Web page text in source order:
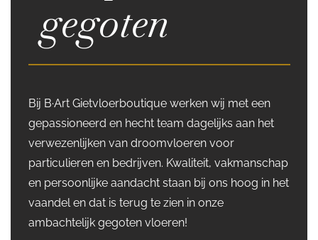
gegoten
Bij B·Art Gietvloerboutique werken wij met een
gepassioneerd en hecht team dagelijks aan het
verwezenlijken van droomvloeren voor
particulieren en bedrijven. Kwaliteit, vakmanschap
en persoonlijke aandacht staan bij ons hoog in het
vaandel en dat is terug te zien in onze
ambachtelijk gegoten vloeren!